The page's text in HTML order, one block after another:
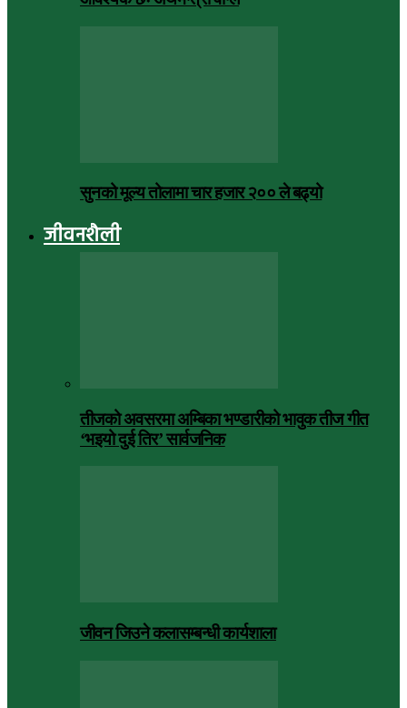
सुनको मूल्य तोलामा चार हजार २०० ले बढ्यो
जीवनशैली
तीजको अवसरमा अम्बिका भण्डारीको भावुक तीज गीत
‘भइयो दुई तिर’ सार्वजनिक
जीवन जिउने कलासम्बन्धी कार्यशाला